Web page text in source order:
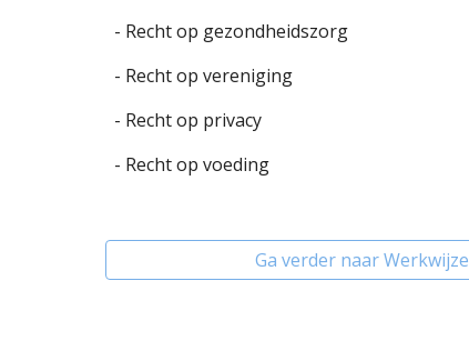
- Recht op gezondheidszorg
- Recht op vereniging
- Recht op privacy
- Recht op voeding
Ga verder naar Werkwijze